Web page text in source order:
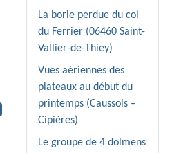
La borie perdue du col
du Ferrier (06460 Saint-
Vallier-de-Thiey)
Vues aériennes des
plateaux au début du
printemps (Caussols –
Cipières)
Le groupe de 4 dolmens